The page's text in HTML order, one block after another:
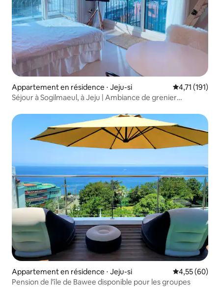
Appartement en résidence ⋅ Jeju-si Évaluation
4,71 (191)
Séjour à Sogilmaeul, à Jeju | Ambiance de grenier
Appartement en résidence ⋅ Jeju-si Évaluation
4,55 (60)
Pension de l'île de Bawee disponible pour les groupes